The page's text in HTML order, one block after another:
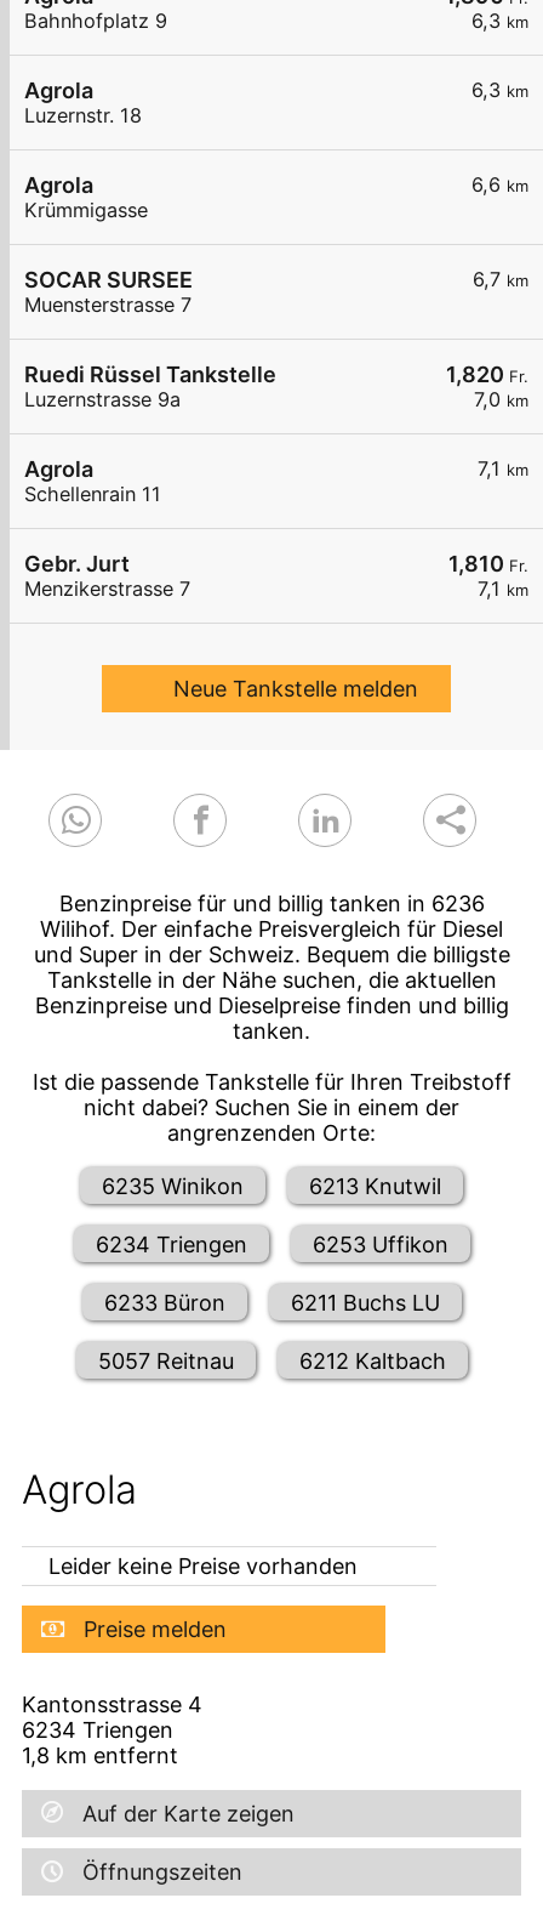
6,3 km
Bahnhofplatz 9
6,3 km
Agrola
Luzernstr. 18
6,6 km
Agrola
Krümmigasse
6,7 km
SOCAR SURSEE
Muensterstrasse 7
1,820 Fr.
7,0 km
Ruedi Rüssel Tankstelle
Luzernstrasse 9a
7,1 km
Agrola
Schellenrain 11
1,810 Fr.
7,1 km
Gebr. Jurt
Menzikerstrasse 7
Neue Tankstelle melden
Benzinpreise für und billig tanken in 6236
Wilihof. Der einfache Preisvergleich für Diesel
und Super in der Schweiz. Bequem die billigste
Tankstelle in der Nähe suchen, die aktuellen
Benzinpreise und Dieselpreise finden und billig
tanken.
Ist die passende Tankstelle für Ihren Treibstoff
nicht dabei? Suchen Sie in einem der
angrenzenden Orte:
6235 Winikon 6213 Knutwil
6234 Triengen 6253 Uffikon
6233 Büron 6211 Buchs LU
5057 Reitnau 6212 Kaltbach
Agrola
Leider keine Preise vorhanden
Preise melden
Kantonsstrasse 4
6234 Triengen
1,8 km entfernt
Auf der Karte zeigen
Öffnungszeiten